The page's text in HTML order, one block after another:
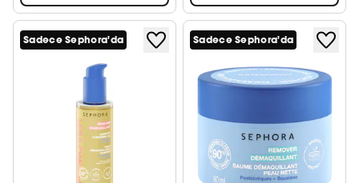
Sadece Sephora'da Sadece Sephora'da